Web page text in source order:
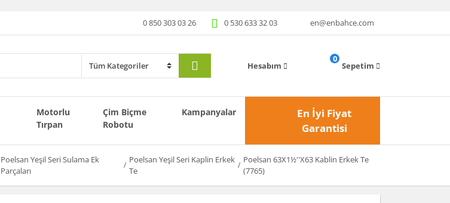
0 850 303 03 26 0 530 633 32 03 en@enbahce.com
Hesabım Sepetim
0
Motorlu
Tırpan
Çim Biçme
Robotu
Kampanyalar
En İyi Fiyat
Garantisi
Poelsan Yeşil Seri Sulama Ek
Parçaları
Poelsan Yeşil Seri Kaplin Erkek
Te
Poelsan 63X1½''X63 Kablin Erkek Te
(7765)